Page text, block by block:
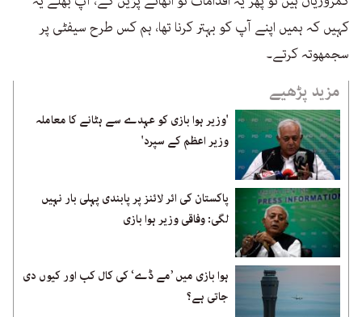
کہیں کہ ہمیں اپنے آپ کو بہتر کرنا تھا، ہم کس طرح سیفٹی پر
سجمھوتہ کرتے۔
مزید پڑھیے
'وزیر ہوا بازی کو عہدے سے ہٹانے کا معاملہ
وزیر اعظم کے سپرد'
پاکستان کی ائر لائنز پر پابندی پہلی بار نہیں
لگی: وفاقی وزیر ہوا بازی
ہوا بازی میں ’مے ڈے‘ کی کال کب اور کیوں دی
جاتی ہے؟